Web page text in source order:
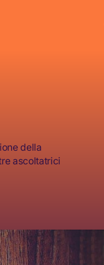
della
ascoltatrici